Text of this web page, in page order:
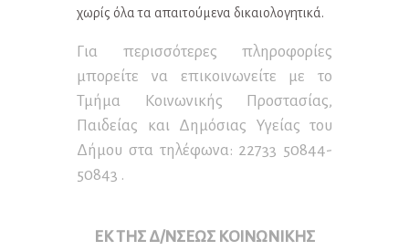
χωρίς όλα τα απαιτούμενα δικαιολογητικά.
Για περισσότερες πληροφορίες
μπορείτε να επικοινωνείτε με το
Τμήμα Κοινωνικής Προστασίας,
Παιδείας και Δημόσιας Υγείας του
Δήμου στα τηλέφωνα: 22733 50844-
50843 .
ΕΚ ΤΗΣ Δ/ΝΣΕΩΣ ΚΟΙΝΩΝΙΚΗΣ